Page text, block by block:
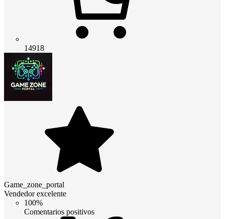
14918
Game_zone_portal
Vendedor excelente
100%
Comentarios positivos